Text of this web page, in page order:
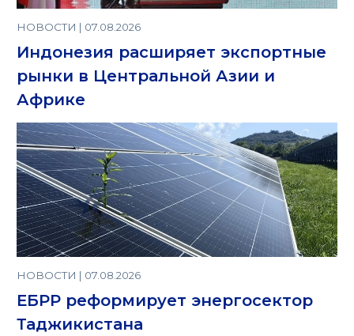
НОВОСТИ | 07.08.2026
Индонезия расширяет экспортные
рынки в Центральной Азии и
Африке
НОВОСТИ | 07.08.2026
ЕБРР реформирует энергосектор
Таджикистана